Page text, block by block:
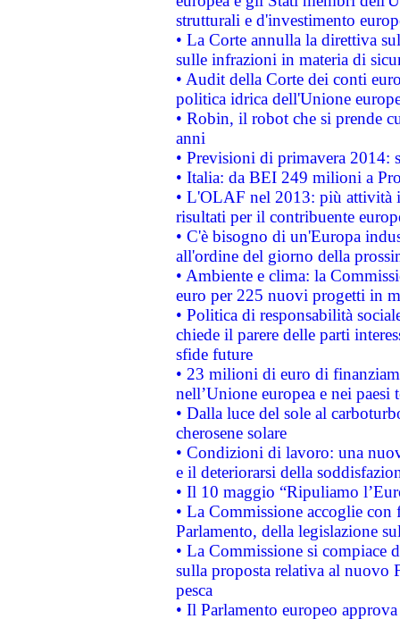
strutturali e d'investimento
• La Corte annulla la direttiva
sulle infrazioni in materia di
• Audit della Corte dei conti
politica idrica dell'Unione
• Robin, il robot che si prende
anni
• Previsioni di primavera 2014:
• Italia: da BEI 249 milioni a
• L'OLAF nel 2013: più attività
risultati per il contribuente
• C'è bisogno di un'Europa
all'ordine del giorno della
• Ambiente e clima: la
euro per 225 nuovi progetti in
• Politica di responsabilità
chiede il parere delle parti
sfide future
• 23 milioni di euro di
nell’Unione europea e nei paesi
• Dalla luce del sole al
cherosene solare
• Condizioni di lavoro: una
e il deteriorarsi della
• Il 10 maggio “Ripuliamo
• La Commissione accoglie
Parlamento, della legislazione
• La Commissione si compiace
sulla proposta relativa al nuovo
pesca
• Il Parlamento europeo